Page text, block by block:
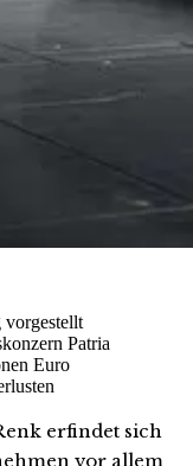
vorgestellt
Patria
Euro
erfindet sich
vor allem